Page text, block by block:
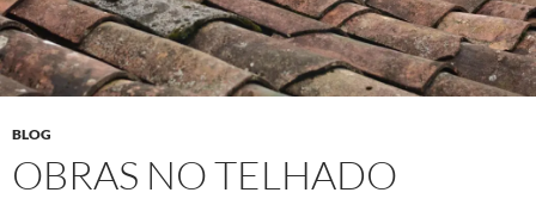
BLOG
OBRAS NO TELHADO